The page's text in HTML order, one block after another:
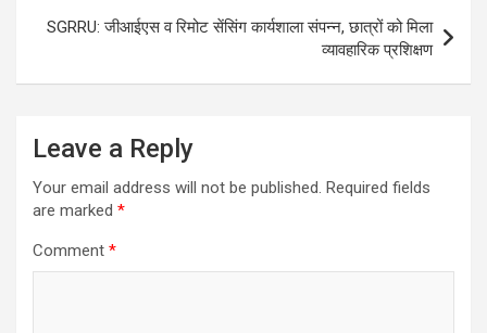
SGRRU: जीआईएस व रिमोट सेंसिंग कार्यशाला संपन्न, छात्रों को मिला
व्यावहारिक प्रशिक्षण
Leave a Reply
Your email address will not be published. Required fields
are marked *
Comment *